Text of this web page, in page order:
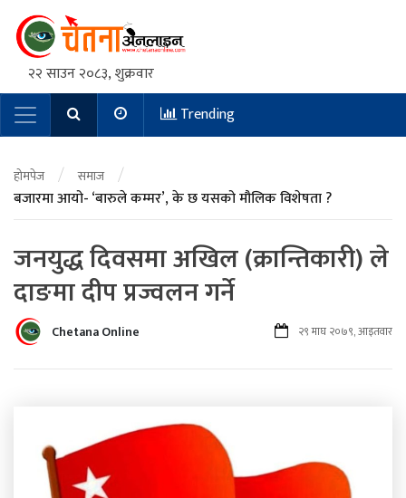
२२ साउन २०८३, शुक्रवार
Main NavigationTrending
होमपेज / समाज /
बजारमा आयो- ‘बारुले कम्मर’, के छ यसको मौलिक विशेषता ?
जनयुद्ध दिवसमा अखिल (क्रान्तिकारी) ले
दाङमा दीप प्रज्वलन गर्ने
Chetana Online २९ माघ २०७९, आइतवार